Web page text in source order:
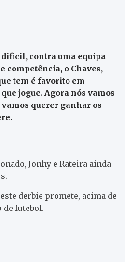
dificil, contra uma equipa
competência, o Chaves,
tem é favorito em
jogue. Agora nós vamos
querer ganhar os
Jonhy e Rateira ainda
derbie promete, acima de
de futebol.